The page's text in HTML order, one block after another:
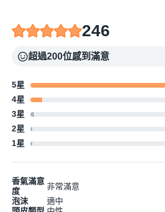
246
超過200位感到滿意
5星
4星
3星
2星
1星
香氣滿意
度
非常滿意
泡沫
適中